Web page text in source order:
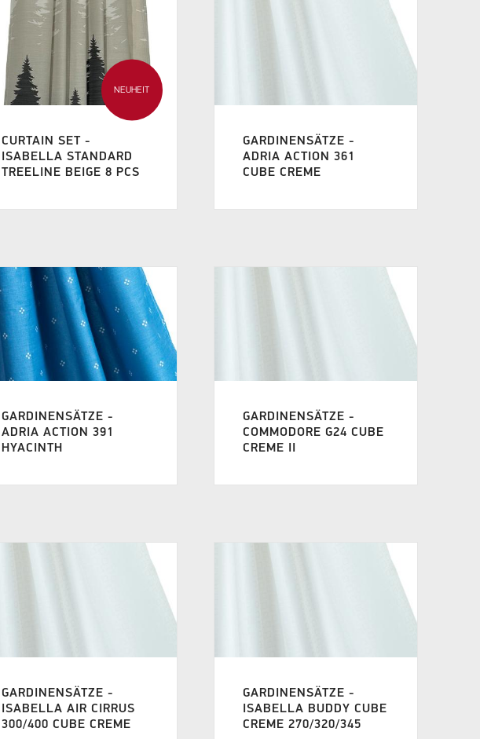
NEUHEIT
CURTAIN SET -
ISABELLA STANDARD
TREELINE BEIGE 8 PCS
GARDINENSÄTZE -
ADRIA ACTION 361
CUBE CREME
GARDINENSÄTZE -
ADRIA ACTION 391
HYACINTH
GARDINENSÄTZE -
COMMODORE G24 CUBE
CREME II
GARDINENSÄTZE -
ISABELLA AIR CIRRUS
300/400 CUBE CREME
GARDINENSÄTZE -
ISABELLA BUDDY CUBE
CREME 270/320/345